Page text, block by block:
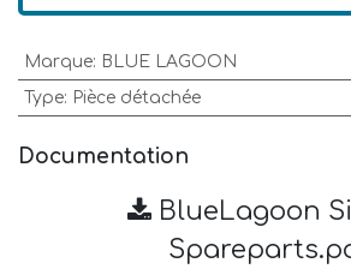
Marque: BLUE LAGOON
Type: Pièce détachée
Documentation
BlueLagoon